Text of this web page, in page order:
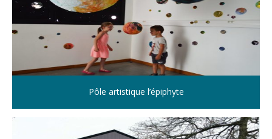
Pôle artistique l’épiphyte